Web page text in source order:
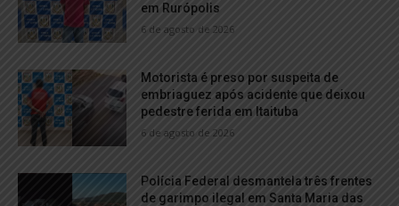
em Rurópolis
6 de agosto de 2026
Motorista é preso por suspeita de
embriaguez após acidente que deixou
pedestre ferida em Itaituba
6 de agosto de 2026
Polícia Federal desmantela três frentes
de garimpo ilegal em Santa Maria das